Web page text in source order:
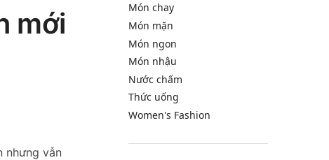
mới
nhưng vẫn
Món chay
Món mặn
Món ngon
Món nhậu
Nước chấm
Thức uống
Women's Fashion